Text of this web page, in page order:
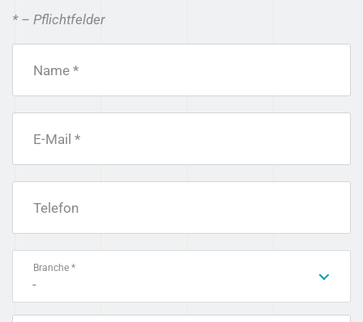
* – Pflichtfelder
Name *
E-Mail *
Telefon
Branche *
-